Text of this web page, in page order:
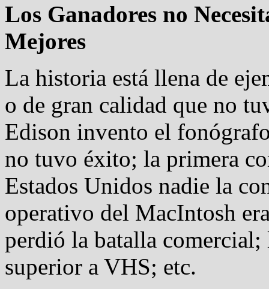
Los Ganadores no
Mejores
La historia está llena de
o de gran calidad que no
Edison invento el
no tuvo éxito; la primera
Estados Unidos nadie la
operativo del MacIntosh
perdió la batalla
superior a VHS; etc.